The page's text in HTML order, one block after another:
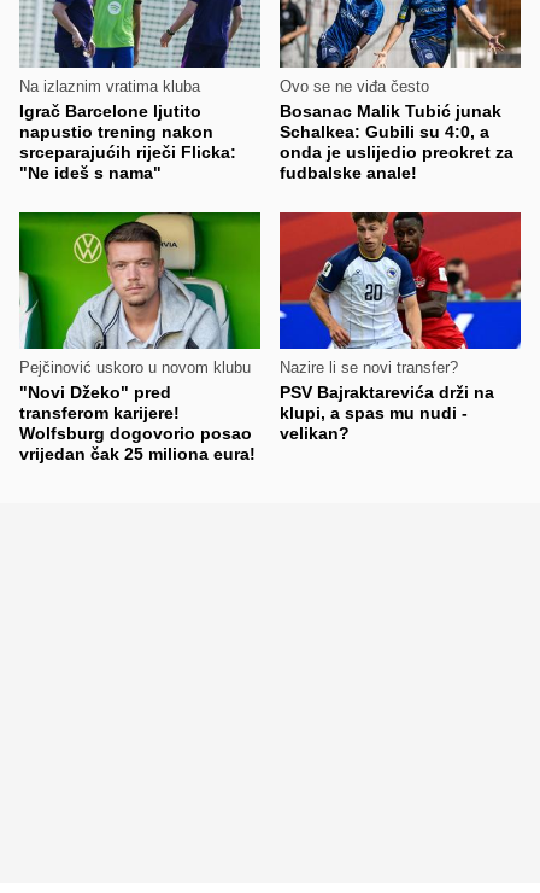
Na izlaznim vratima kluba
Igrač Barcelone ljutito
napustio trening nakon
srceparajućih riječi Flicka:
"Ne ideš s nama"
Ovo se ne viđa često
Bosanac Malik Tubić junak
Schalkea: Gubili su 4:0, a
onda je uslijedio preokret za
fudbalske anale!
Pejčinović uskoro u novom klubu
"Novi Džeko" pred
transferom karijere!
Wolfsburg dogovorio posao
vrijedan čak 25 miliona eura!
Nazire li se novi transfer?
PSV Bajraktarevića drži na
klupi, a spas mu nudi -
velikan?